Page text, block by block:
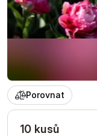
Porovnat
10 kusů